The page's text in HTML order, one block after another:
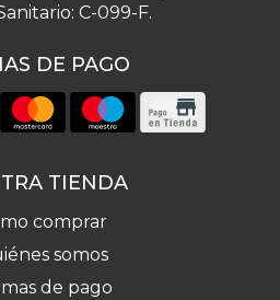
C-099-F.
DE PAGO
TIENDA
comprar
somos
de pago